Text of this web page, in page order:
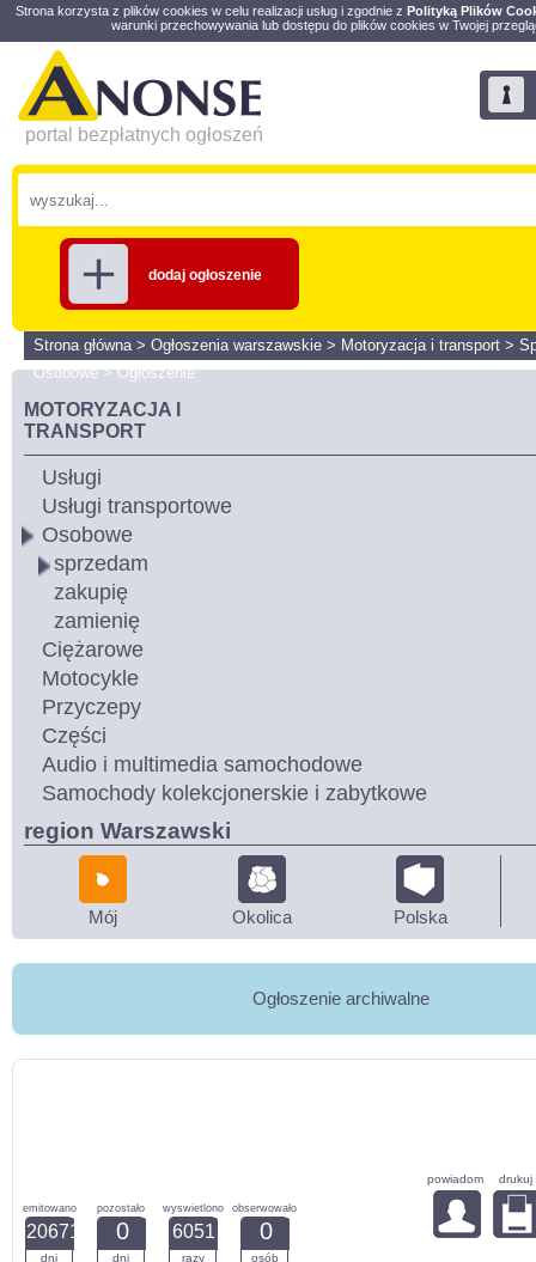
Strona korzysta z plików cookies w celu realizacji usług i zgodnie z Polityką Plików
warunki przechowywania lub dostępu do plików cookies w Twojej
portal bezpłatnych ogłoszeń
dodaj ogłoszenie
Strona główna> Ogłoszenia warszawskie > Motoryzacja i transport >
Osobowe>Ogłoszenie
MOTORYZACJA I
TRANSPORT
Usługi
Usługi transportowe
Osobowe
sprzedam
zakupię
zamienię
Ciężarowe
Motocykle
Przyczepy
Części
Audio i multimedia samochodowe
Samochody kolekcjonerskie i zabytkowe
region Warszawski
Mój Okolica Polska
Ogłoszenie archiwalne
emitowano
20671
dni
pozostało
0
dni
wyswietlono
6051
razy
obserwowało
0
osób
powiadom drukuj